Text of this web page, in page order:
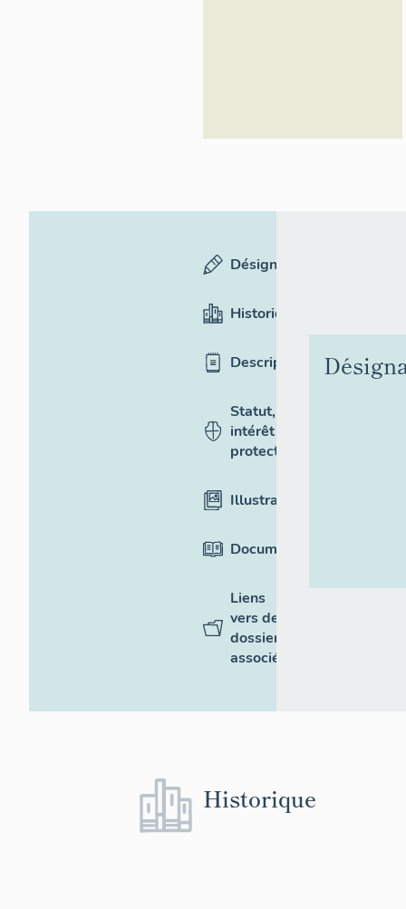
Désignation
Historique
Description
Statut,
intérêt et
protection
Illustrations
Documentation
Liens
vers des
dossiers
associés
Historique